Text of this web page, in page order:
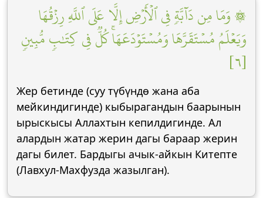
۞ وَمَا مِن دَآبَّةٖ فِي ٱلۡأَرۡضِ إِلَّا عَلَى ٱللَّهِ رِزۡقُهَا
وَيَعۡلَمُ مُسۡتَقَرَّهَا وَمُسۡتَوۡدَعَهَاۚ كُلّٞ فِي كِتَٰبٖ مُّبِينٖ
[٦]
Жер бетинде (суу түбүндө жана аба
мейкиндигинде) кыбырагандын баарынын
ырыскысы Аллахтын кепилдигинде. Ал
алардын жатар жерин дагы бараар жерин
дагы билет. Бардыгы ачык-айкын Китепте
(Лавхул-Махфузда жазылган).